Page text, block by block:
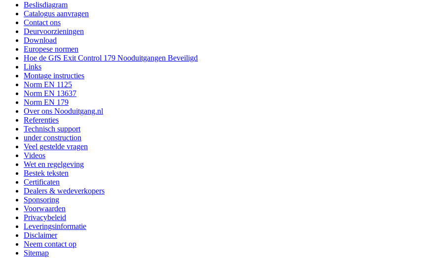
Beslisdiagram
Catalogus aanvragen
Contact ons
Deurvoorzieningen
Download
Europese normen
Hoe de GfS Exit Control 179 Nooduitgangen Beveiligd
Links
Montage instructies
Norm EN 1125
Norm EN 13637
Norm EN 179
Over ons Nooduitgang.nl
Referenties
Technisch support
under construction
Veel gestelde vragen
Videos
Wet en regelgeving
Bestek teksten
Certificaten
Dealers & wedeverkopers
Sponsoring
Voorwaarden
Privacybeleid
Leveringsinformatie
Disclaimer
Neem contact op
Sitemap